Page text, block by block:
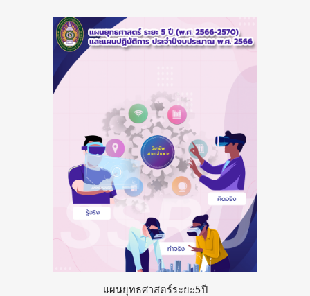
แผนยุทธศาสตร์ระยะ5ปี